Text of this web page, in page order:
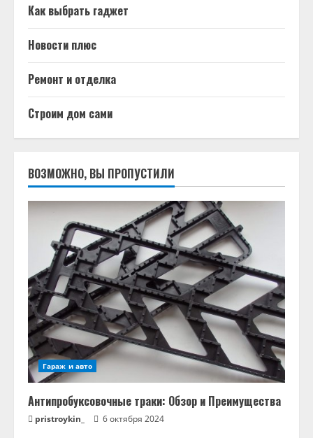
Как выбрать гаджет
Новости плюс
Ремонт и отделка
Строим дом сами
ВОЗМОЖНО, ВЫ ПРОПУСТИЛИ
Гараж и авто
Антипробуксовочные траки: Обзор и Преимущества
pristroykin_ 6 октября 2024